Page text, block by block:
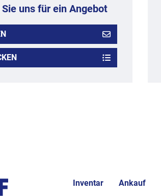
uns für ein Angebot
Inventar Ankauf